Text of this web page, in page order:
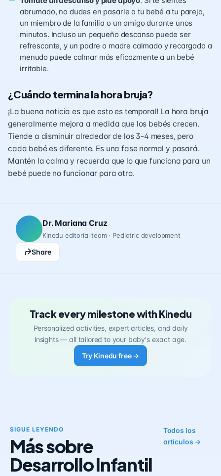
abrumado, no dudes en pasarle a tu bebé a tu pareja,
un miembro de la familia o un amigo durante unos
minutos. Incluso un pequeño descanso puede ser
refrescante, y un padre o madre calmado y recargado a
menudo puede calmar más eficazmente a un bebé
irritable.
¿Cuándo termina la hora bruja?
¡La buena noticia es que esto es temporal! La hora bruja
generalmente mejora a medida que los bebés crecen.
Tiende a disminuir alrededor de los 3-4 meses, pero
cada bebé es diferente. Es una fase normal y pasará.
Mantén la calma y recuerda que lo que funciona para un
bebé puede no funcionar para otro.
Dr. Mariana Cruz
Kinedu editorial team · Pediatric development
Share
Track every milestone with Kinedu
Personalized activities, expert articles, and daily
insights — all tailored to your baby's exact age.
Try Kinedu free →
SIGUE LEYENDO
Más sobre
Desarrollo Infantil
Todos los
artículos →